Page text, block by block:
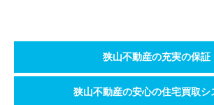
ご参加お待ちしております。狭山不動産の充実の保証
狭山不動産の安心の住宅買取シ